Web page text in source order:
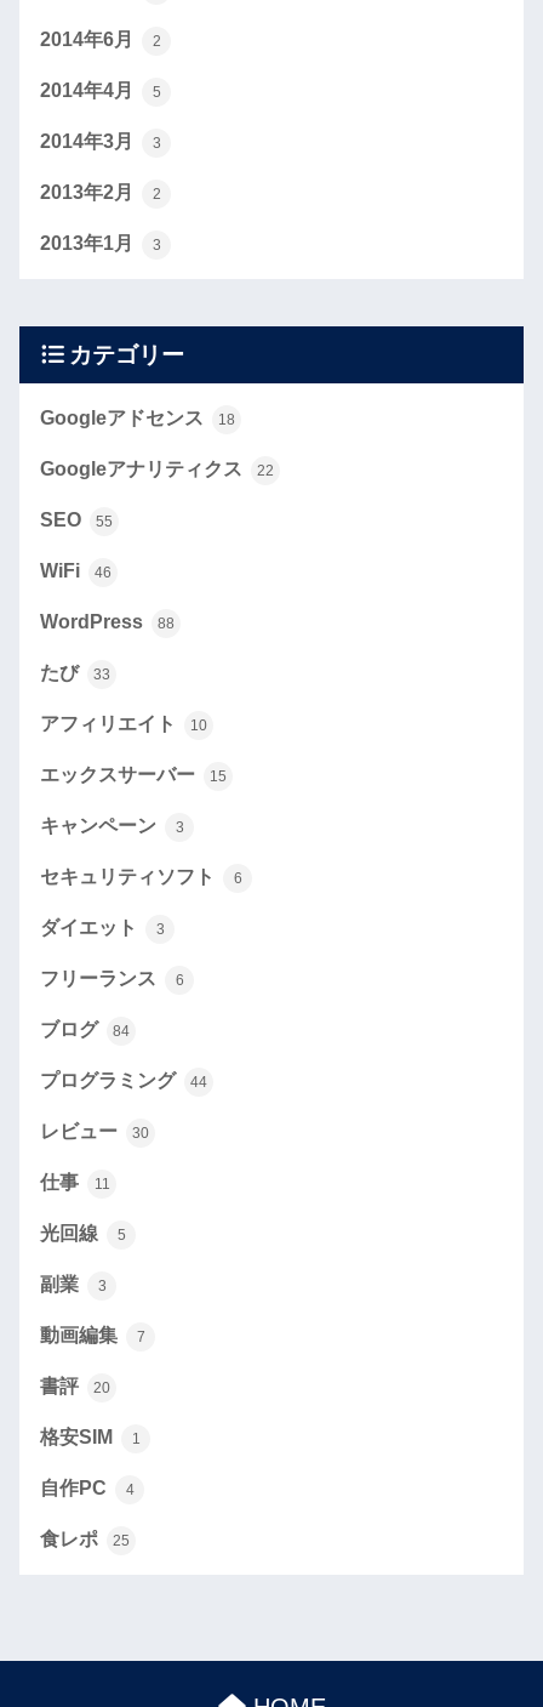
2014年6月 2
2014年4月 5
2014年3月 3
2013年2月 2
2013年1月 3
カテゴリー
Googleアドセンス 18
Googleアナリティクス 22
SEO 55
WiFi 46
WordPress 88
たび 33
アフィリエイト 10
エックスサーバー 15
キャンペーン 3
セキュリティソフト 6
ダイエット 3
フリーランス 6
ブログ 84
プログラミング 44
レビュー 30
仕事 11
光回線 5
副業 3
動画編集 7
書評 20
格安SIM 1
自作PC 4
食レポ 25